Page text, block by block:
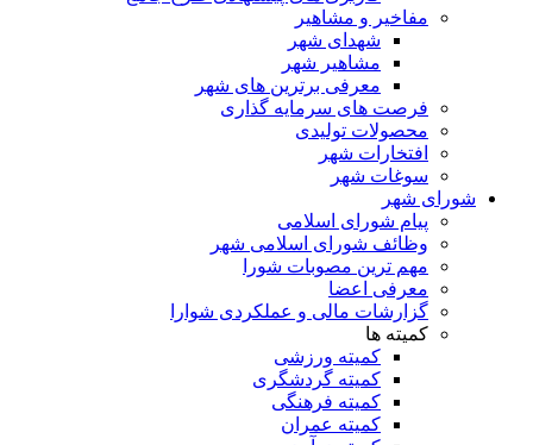
مفاخیر و مشاهیر
شهدای شهر
مشاهیر شهر
معرفی برترین های شهر
فرصت های سرمایه گذاری
محصولات تولیدی
افتخارات شهر
سوغات شهر
شورای شهر
پیام شورای اسلامی
وظائف شورای اسلامی شهر
مهم ترین مصوبات شورا
معرفی اعضا
گزارشات مالی و عملکردی شوارا
کمیته ها
کمیته ورزشی
کمیته گردشگری
کمیته فرهنگی
کمیته عمران